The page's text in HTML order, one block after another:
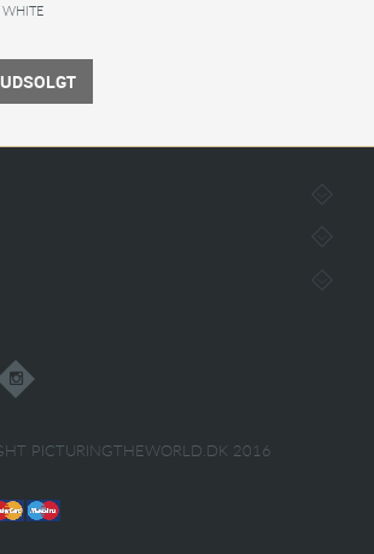
UDSOLGT
PICTURINGTHEWORLD.DK 2016